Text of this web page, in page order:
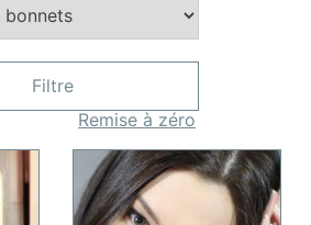
Filtre
Remise à zéro